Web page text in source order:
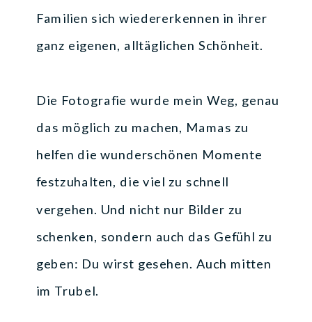
Familien sich wiedererkennen in ihrer
ganz eigenen, alltäglichen Schönheit.
Die Fotografie wurde mein Weg, genau
das möglich zu machen, Mamas zu
helfen die wunderschönen Momente
festzuhalten, die viel zu schnell
vergehen. Und nicht nur Bilder zu
schenken, sondern auch das Gefühl zu
geben: Du wirst gesehen. Auch mitten
im Trubel.